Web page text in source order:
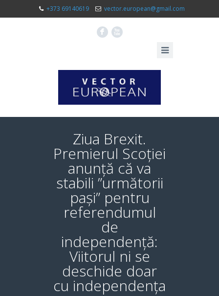
+373 69140619 vector.european@gmail.com
F X
Ziua Brexit.
Premierul Scoției
anunță că va
stabili ”următorii
pași” pentru
referendumul
de
independență:
Viitorul ni se
deschide doar
cu independența